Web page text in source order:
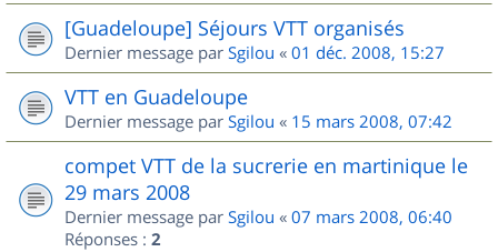
[Guadeloupe] Séjours VTT organisés
Dernier message par Sgilou « 01 déc. 2008, 15:27
VTT en Guadeloupe
Dernier message par Sgilou « 15 mars 2008, 07:42
compet VTT de la sucrerie en martinique le
29 mars 2008
Dernier message par Sgilou « 07 mars 2008, 06:40
Réponses : 2